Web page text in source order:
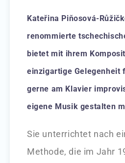
Kateřina Piňosová-
renommierte
bietet mit ihrem
einzigartige Gelegenheit
gerne am Klavier
eigene Musik gestalten
Sie unterrichtet nach
Methode, die im Jahr